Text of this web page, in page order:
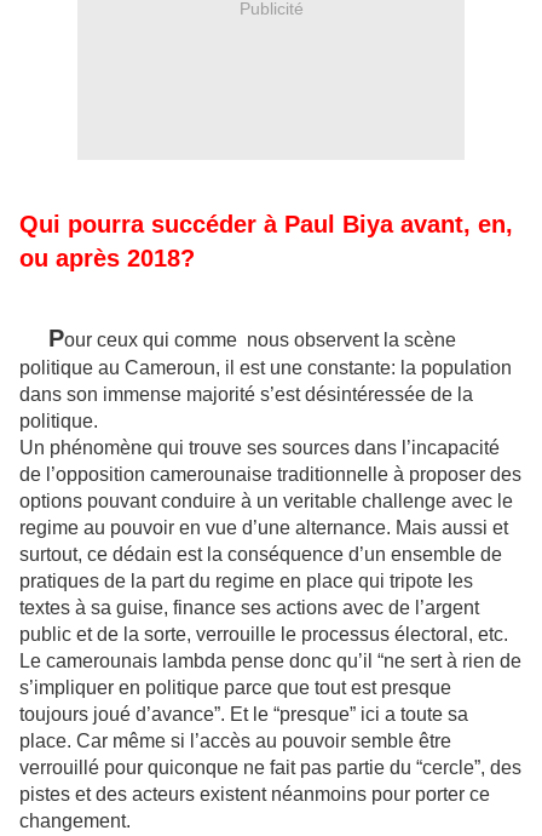
Publicité
Qui pourra succéder à Paul Biya avant, en,
ou après 2018?
Pour ceux qui comme nous observent la scène
politique au Cameroun, il est une constante: la population
dans son immense majorité s’est désintéressée de la
politique.
Un phénomène qui trouve ses sources dans l’incapacité
de l’opposition camerounaise traditionnelle à proposer des
options pouvant conduire à un veritable challenge avec le
regime au pouvoir en vue d’une alternance. Mais aussi et
surtout, ce dédain est la conséquence d’un ensemble de
pratiques de la part du regime en place qui tripote les
textes à sa guise, finance ses actions avec de l’argent
public et de la sorte, verrouille le processus électoral, etc.
Le camerounais lambda pense donc qu’il “ne sert à rien de
s’impliquer en politique parce que tout est presque
toujours joué d’avance”. Et le “presque” ici a toute sa
place. Car même si l’accès au pouvoir semble être
verrouillé pour quiconque ne fait pas partie du “cercle”, des
pistes et des acteurs existent néanmoins pour porter ce
changement.